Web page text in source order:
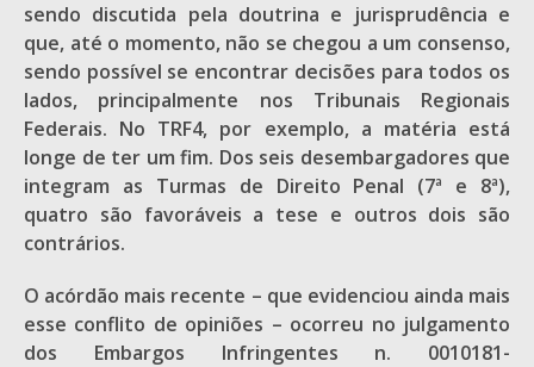
sendo discutida pela doutrina e jurisprudência e
que, até o momento, não se chegou a um consenso,
sendo possível se encontrar decisões para todos os
lados, principalmente nos Tribunais Regionais
Federais. No TRF4, por exemplo, a matéria está
longe de ter um fim. Dos seis desembargadores que
integram as Turmas de Direito Penal (7ª e 8ª),
quatro são favoráveis a tese e outros dois são
contrários.
O acórdão mais recente – que evidenciou ainda mais
esse conflito de opiniões – ocorreu no julgamento
dos Embargos Infringentes n. 0010181-